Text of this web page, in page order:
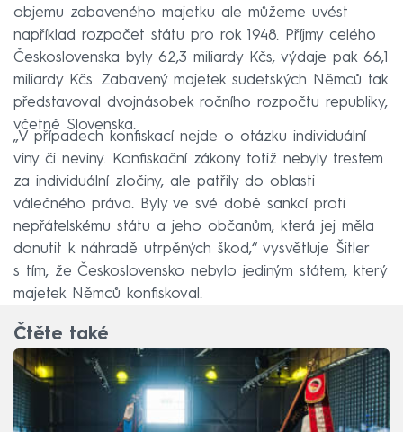
objemu zabaveného majetku ale můžeme uvést
například rozpočet státu pro rok 1948. Příjmy celého
Československa byly 62,3 miliardy Kčs, výdaje pak 66,1
miliardy Kčs. Zabavený majetek sudetských Němců tak
představoval dvojnásobek ročního rozpočtu republiky,
včetně Slovenska.
„V případech konfiskací nejde o otázku individuální
viny či neviny. Konfiskační zákony totiž nebyly trestem
za individuální zločiny, ale patřily do oblasti
válečného práva. Byly ve své době sankcí proti
nepřátelskému státu a jeho občanům, která jej měla
donutit k náhradě utrpěných škod,“ vysvětluje Šitler
s tím, že Československo nebylo jediným státem, který
majetek Němců konfiskoval.
Čtěte také